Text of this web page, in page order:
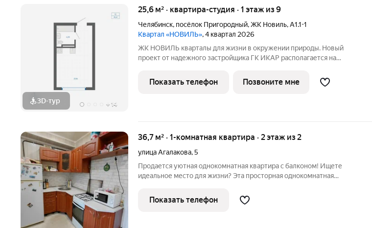
3D-тур + 14
25,6 м² · квартира-студия · 1 этаж из 9
Челябинск, посёлок Пригородный,ЖК Новиль,А1.1-1
Квартал «НОВИЛЬ», 4 квартал 2026
ЖК НОВИЛЬ кварталы для жизни в окружении природы. Новый
проект от надежного застройщика ГК ИКАР располагается на
комфорт-класса высотой от 5 до 9 этажей. Умеренная плотность
застройки,
Показать телефон Позвоните мне
36,7 м² · 1-комнатная квартира · 2 этаж из 2
улица Агалакова,5
Продается уютная однокомнатная квартира с балконом! Ищете
идеальное место для жизни? Эта просторная однокомнатная
нужно! Преимущества квартиры: Большая гардеробная с тёплым
полом забудьте
Показать телефон